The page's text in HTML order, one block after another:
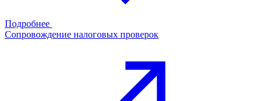
Подробнее
Сопровождение налоговых проверок